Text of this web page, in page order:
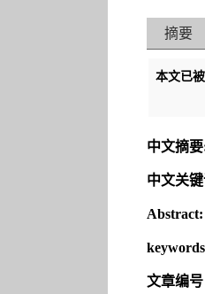
摘要
本文已被
中文摘
中文关
Abstract:
文章编号